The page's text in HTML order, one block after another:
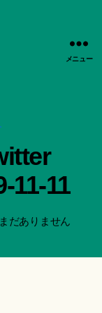
メニュー
11-11
だありません